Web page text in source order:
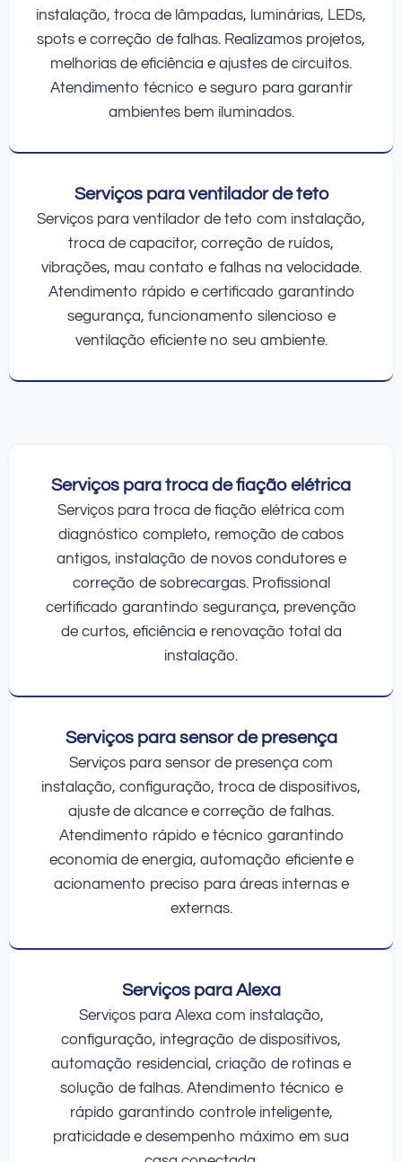
instalação, troca de lâmpadas, luminárias, LEDs,
spots e correção de falhas. Realizamos projetos,
melhorias de eficiência e ajustes de circuitos.
Atendimento técnico e seguro para garantir
ambientes bem iluminados.
Serviços para ventilador de teto
Serviços para ventilador de teto com instalação,
troca de capacitor, correção de ruídos,
vibrações, mau contato e falhas na velocidade.
Atendimento rápido e certificado garantindo
segurança, funcionamento silencioso e
ventilação eficiente no seu ambiente.
Serviços para troca de fiação elétrica
Serviços para troca de fiação elétrica com
diagnóstico completo, remoção de cabos
antigos, instalação de novos condutores e
correção de sobrecargas. Profissional
certificado garantindo segurança, prevenção
de curtos, eficiência e renovação total da
instalação.
Serviços para sensor de presença
Serviços para sensor de presença com
instalação, configuração, troca de dispositivos,
ajuste de alcance e correção de falhas.
Atendimento rápido e técnico garantindo
economia de energia, automação eficiente e
acionamento preciso para áreas internas e
externas.
Serviços para Alexa
Serviços para Alexa com instalação,
configuração, integração de dispositivos,
automação residencial, criação de rotinas e
solução de falhas. Atendimento técnico e
rápido garantindo controle inteligente,
praticidade e desempenho máximo em sua